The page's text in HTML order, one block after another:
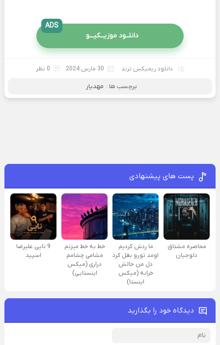
دانلــود موزیــکیـــو
ADS
دانلود ریمیکس ترند 30 مارس 2024 0 نظر
برچسب ها : مهدیار
پست های پیشنهادی
محاصره مشتاق
دلوجیان
ما ردش کردیم
اومد تورو بغل کرد
دل من حالش
خرابه (میکس
اینستا)
خط به خط میزنم
مشامی چشامم
دراری (میکس
اینستایی)
9 تایی علیرضا
اسپید
دیدگاه خود را بگذارید